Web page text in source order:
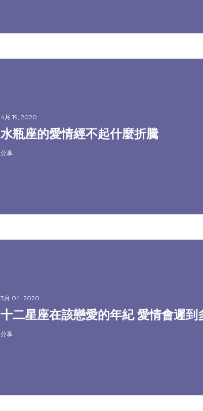
4月 19, 2020
水瓶座的愛情經不起什麼折騰
分享
3月 04, 2020
十二星座在該戀愛的年紀 愛情會遲到
分享